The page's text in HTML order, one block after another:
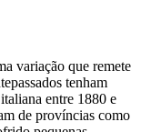
variação que remete
tenham
entre 1880 e
de províncias como